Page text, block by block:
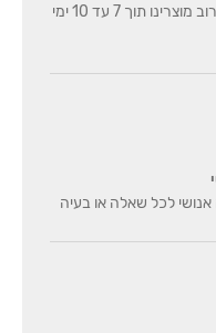
אנו מחזיקים מלאי קבוע ומספקים את רוב מוצרינו תוך 7 עד 10 ימי
אנושי לכל שאלה או בעיה